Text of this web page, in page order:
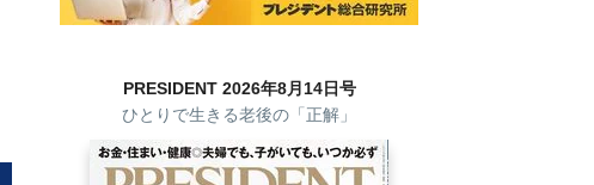
PRESIDENT 2026年8月14日号
ひとりで生きる老後の「正解」